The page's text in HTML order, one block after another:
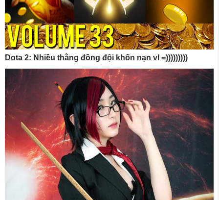
Dota 2: Nhiều thằng đồng đội khốn nạn vl =)))))))))